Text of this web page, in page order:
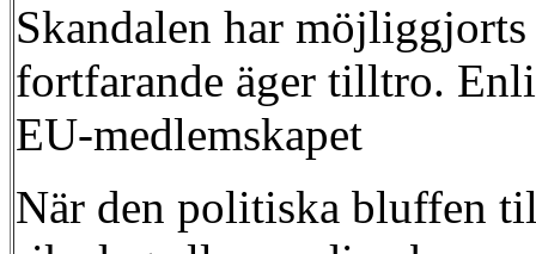
Skandalen har
fortfarande äger tilltro.
EU-medlemskapet
När den politiska bluffen